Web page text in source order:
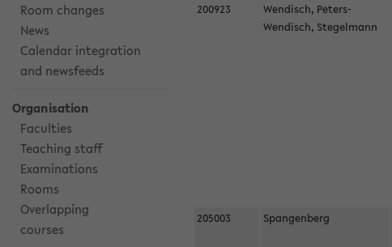
Room changes
News
Calendar integration
and newsfeeds
Organisation
Faculties
Teaching staff
Examinations
Rooms
Overlapping
courses
200923
Wendisch, Peters-
Wendisch, Stegelmann
205003 Spangenberg